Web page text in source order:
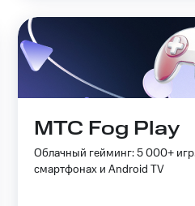
МТС Fog Play
Облачный гейминг: 5 000+
смартфонах и Android TV